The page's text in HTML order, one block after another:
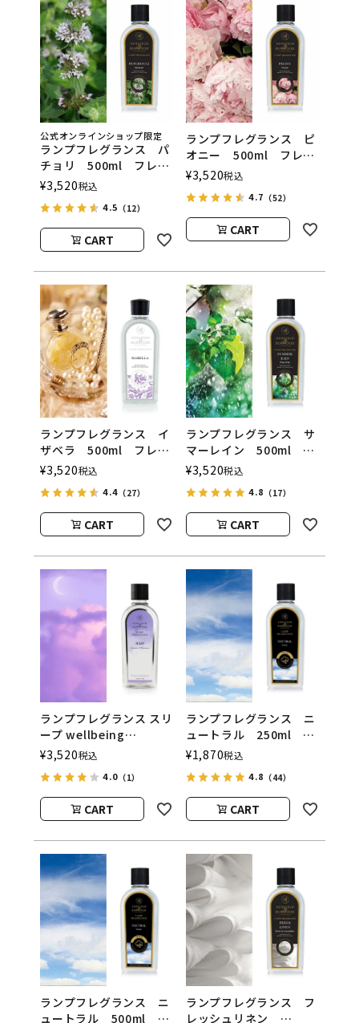
公式オンラインショップ限定
ランプフレグランス パ
チョリ 500ml フレグ
ランスランプ用オイル
ASHLEIGH&BURWOOD
（アシュレイアンドバー
ウッド）
¥3,520税込
4.5 （12）
CART
ランプフレグランス ピ
オニー 500ml フレグ
ランスランプ用オイル
ASHLEIGH&BURWOOD
（アシュレイアンドバー
ウッド）
¥3,520税込
4.7 （52）
CART
ランプフレグランス イ
ザベラ 500ml フレグ
ランスランプ用オイル
ASHLEIGH&BURWOOD
（アシュレイアンドバー
ウッド）
¥3,520税込
4.4 （27）
CART
ランプフレグランス サ
マーレイン 500ml フ
レグランスランプ用オイ
ル
ASHLEIGH&BURWOOD
（アシュレイアンドバー
ウッド）
¥3,520税込
4.8 （17）
CART
ランプフレグランス スリ
ープ wellbeing
500ml フレグランスラ
ンプ用オイル
ASHLEIGH&BURWOOD
（アシュレイアンドバー
ウッド）
¥3,520税込
4.0 （1）
CART
ランプフレグランス ニ
ュートラル 250ml フ
レグランスランプ用オイ
ル
ASHLEIGH&BURWOOD
（アシュレイアンドバー
ウッド）
¥1,870税込
4.8 （44）
CART
ランプフレグランス ニ
ュートラル 500ml フ
ランプフレグランス フ
レッシュリネン